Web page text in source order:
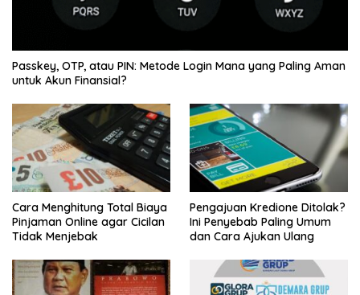
Passkey, OTP, atau PIN: Metode Login Mana yang Paling Aman
untuk Akun Finansial?
Cara Menghitung Total Biaya
Pinjaman Online agar Cicilan
Tidak Menjebak
Pengajuan Kredione Ditolak?
Ini Penyebab Paling Umum
dan Cara Ajukan Ulang